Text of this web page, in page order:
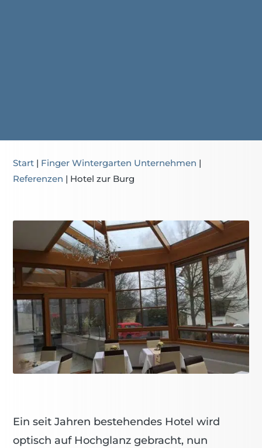
Start | Finger Wintergarten Unternehmen |
Referenzen | Hotel zur Burg
Ein seit Jahren bestehendes Hotel wird
optisch auf Hochglanz gebracht, nun